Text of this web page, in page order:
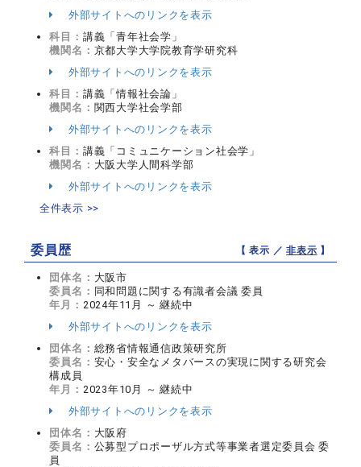
外部サイトへのリンクを表示
科目： 講義「青年社会学」
機関名： 京都大学大学院教育学研究科
外部サイトへのリンクを表示
科目： 講義「情報社会論」
機関名： 関西大学社会学部
外部サイトへのリンクを表示
科目： 講義「コミュニケーション社会学」
機関名： 大阪大学人間科学部
外部サイトへのリンクを表示
全件表示 >>
委員歴 【 表示 ／非表示 】
団体名： 大阪市
委員名： 同和問題に関する有識者会議 委員
年月： 2024年11月 ～ 継続中
外部サイトへのリンクを表示
団体名： 総務省情報通信政策研究所
委員名： 安心・安全なメタバースの実現に関する研究会
構成員
年月： 2023年10月 ～ 継続中
外部サイトへのリンクを表示
団体名： 大阪府
委員名： 公募型プロポーザル方式等事業者選定委員会 委
員